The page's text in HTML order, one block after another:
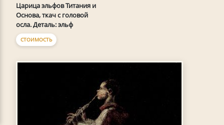
Царица эльфов Титания и
Основа, ткач с головой
осла. Деталь: эльф
СТОИМОСТЬ